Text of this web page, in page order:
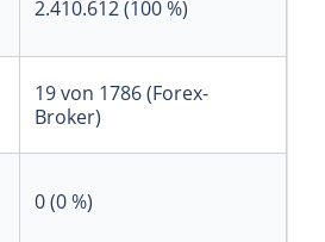
2.410.612 (100 %)
19 von 1786 (Forex-
Broker)
0 (0 %)